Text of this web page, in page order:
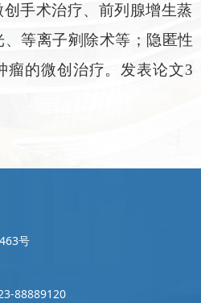
手术治疗、前列腺增生蒸
等离子剜除术等；隐匿性
瘤的微创治疗。发表论文3
号
88889120